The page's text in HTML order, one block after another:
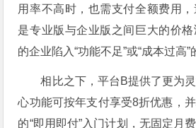
用率不高时，也需支付全额费用
是专业版与企业版之间巨大的价
的企业陷入“功能不足”或“成本过高”
相比之下，平台B提供了更为
心功能可按年支付享受8折优惠，
的“即用即付”入门计划，无固定月